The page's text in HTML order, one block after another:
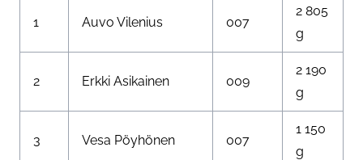
1 Auvo Vilenius 007
2 805
g
2 Erkki Asikainen 009
2 190
g
3 Vesa Pöyhönen 007
1 150
g